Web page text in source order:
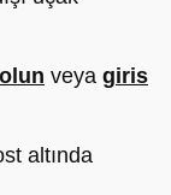
veya giris
altında